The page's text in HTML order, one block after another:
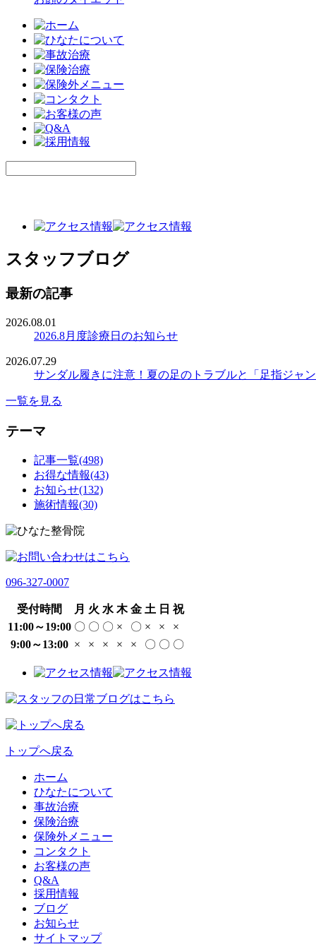
スタッフブログ
最新の記事
2026.08.01
2026.8月度診療日のお知らせ
2026.07.29
サンダル履きに注意！夏の足のトラブルと「足指ジャ
一覧を見る
テーマ
記事一覧(498)
お得な情報(43)
お知らせ(132)
施術情報(30)
096-327-0007
受付時間 月 火 水 木 金 土 日 祝
11:00～19:00 〇 〇 〇 × 〇 × ×
×
9:00～13:00 × × × × × 〇 〇 〇
トップへ戻る
ホーム
ひなたについて
事故治療
保険治療
保険外メニュー
コンタクト
お客様の声
Q&A
採用情報
ブログ
お知らせ
サイトマップ